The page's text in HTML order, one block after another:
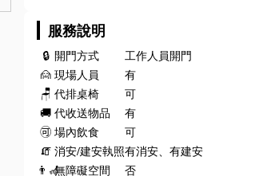
服務說明
🔒 開門方式
工作人員開門
🙍 現場人員
有
🪑 代排桌椅
可
🚚 代收送物品
有
🉑 場內飲食
可
🧯 消安/建安執照有消安、有建安
👨‍🦽無障礙空間
否